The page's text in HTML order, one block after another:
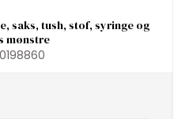
saks, tush, stof, syringe og
mønstre